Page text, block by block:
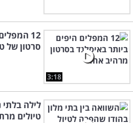
3:18
12
סרטון של
לילה בלתי
טיולים